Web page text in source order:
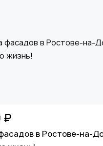
₽
в Ростове-на-